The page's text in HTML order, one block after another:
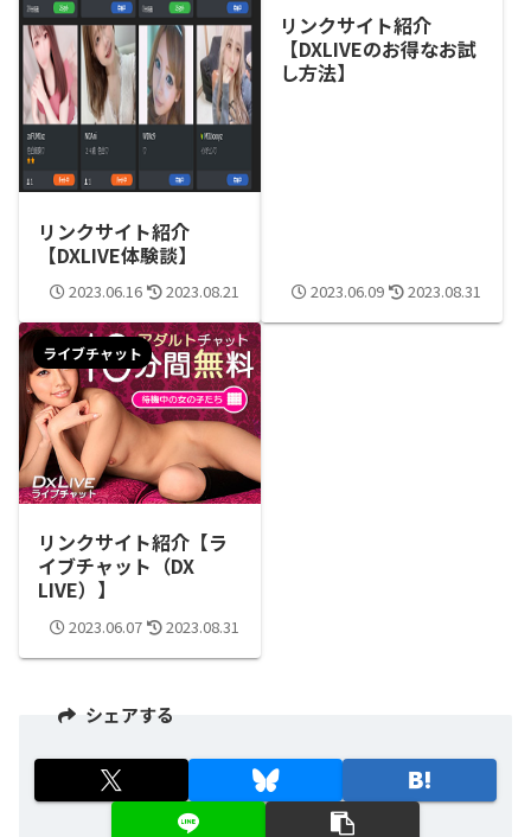
リンクサイト紹介
【DXLIVE体験談】
2023.06.16 2023.08.21
リンクサイト紹介
【DXLIVEのお得なお試
し方法】
2023.06.09 2023.08.31
ライブチャット
リンクサイト紹介【ラ
イブチャット（DX
LIVE）】
2023.06.07 2023.08.31
シェアする